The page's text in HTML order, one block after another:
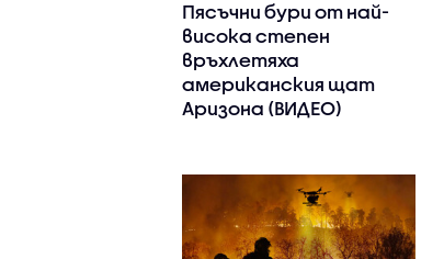
Пясъчни бури от най-
висока степен
връхлетяха
американския щат
Аризона (ВИДЕО)